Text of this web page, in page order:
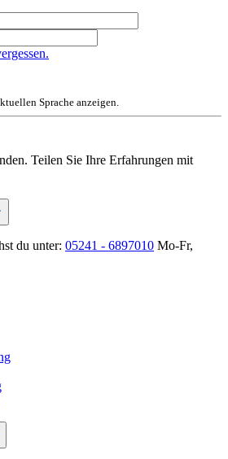
Sprache anzeigen.
Teilen Sie Ihre Erfahrungen mit
du unter: 05241 - 6897010 Mo-Fr,